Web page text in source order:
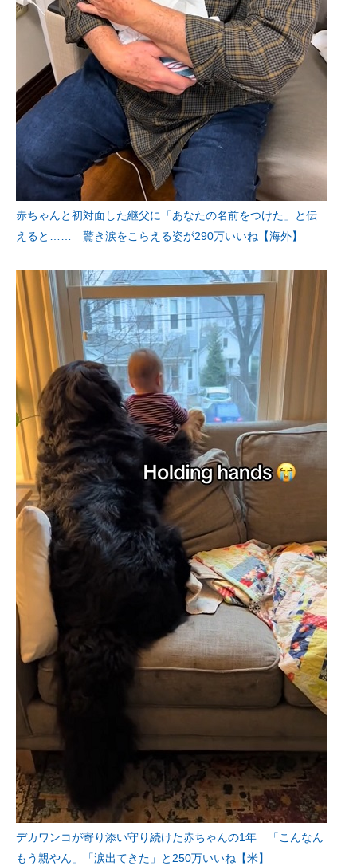
赤ちゃんと初対面した継父に「あなたの名前をつけた」と伝
えると…… 驚き涙をこらえる姿が290万いいね【海外】
デカワンコが寄り添い守り続けた赤ちゃんの1年 「こんなん
もう親やん」「涙出てきた」と250万いいね【米】